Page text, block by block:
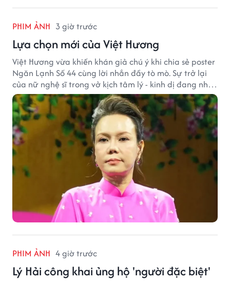
PHIM ẢNH 3 giờ trước
Lựa chọn mới của Việt Hương
Việt Hương vừa khiến khán giả chú ý khi chia sẻ poster
Ngăn Lạnh Số 44 cùng lời nhắn đầy tò mò. Sự trở lại
của nữ nghệ sĩ trong vở kịch tâm lý - kinh dị đang nhận
được nhiều quan tâm từ công chúng.
PHIM ẢNH 4 giờ trước
Lý Hải công khai ủng hộ 'người đặc biệt'